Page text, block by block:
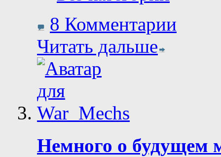
8 Комментарии
Читать дальше
Немного о будущем